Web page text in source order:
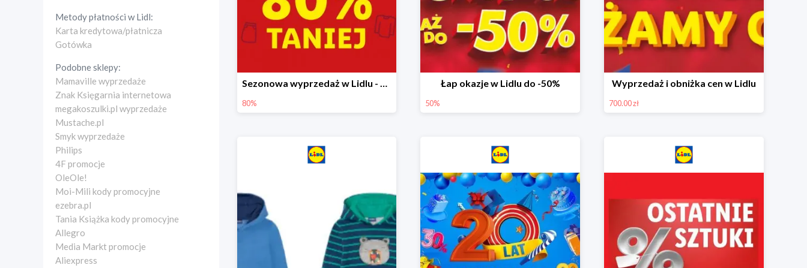
Metody płatności wLidl:
Karta kredytowa/płatnicza
Gotówka
Podobne sklepy:
Mamaville wyprzedaże
Znak Księgarnia internetowa
megakoszulki.pl wyprzedaże
Mustache.pl
Smyk wyprzedaże
Philips
4F promocje
OleOle!
Moi-Mili kody promocyjne
ezebra.pl
Tania Książka kody promocyjne
Allegro
Media Markt promocje
Aliexpress
Sezonowa wyprzedaż w Lidlu - drugi produkt -80%
80%
Łap okazje w Lidlu do -50%
50%
Wyprzedaż i obniżka cen w Lidlu
700.00 zł